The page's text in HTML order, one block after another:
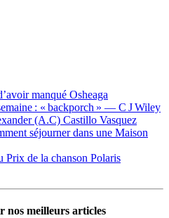
manqué Osheaga
: « backporch » — C J Wiley
(A.C) Castillo Vasquez
séjourner dans une Maison
Prix de la chanson Polaris
nos meilleurs articles